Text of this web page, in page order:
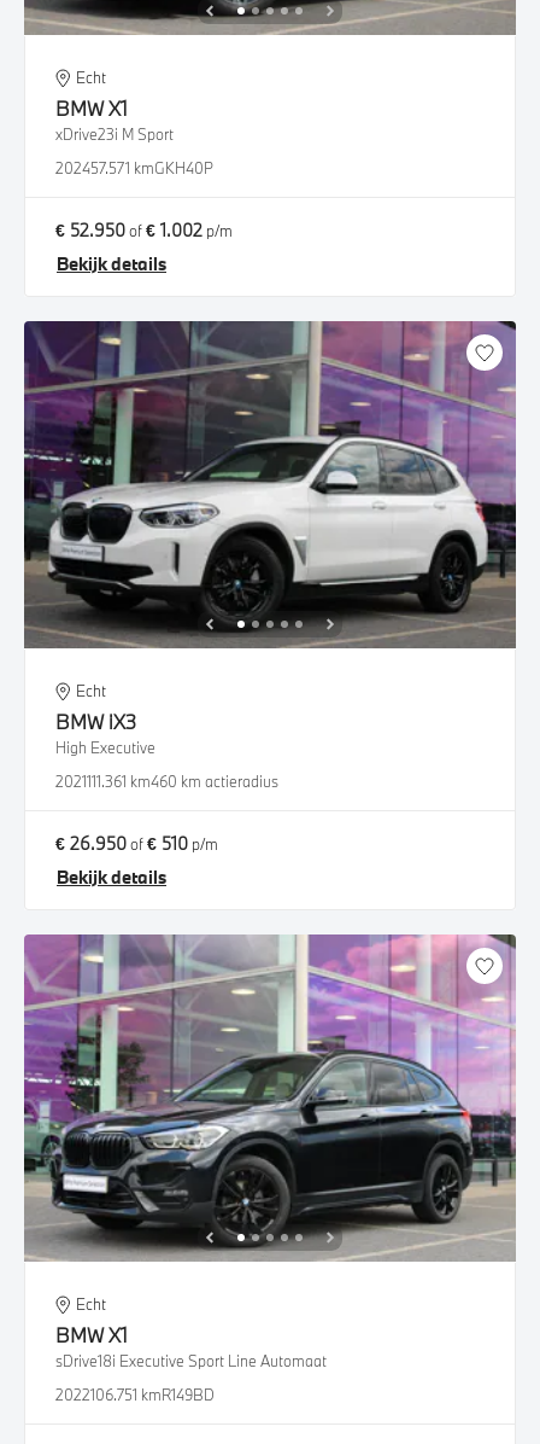
Echt
BMWX1
xDrive23i M Sport
202457.571 kmGKH40P
€ 52.950of€ 1.002 p/m
Bekijk details
Echt
BMW iX3
High Executive
2021111.361 km460 km actieradius
€ 26.950of€ 510 p/m
Bekijk details
Echt
BMWX1
sDrive18i Executive Sport Line Automaat
2022106.751 kmR149BD